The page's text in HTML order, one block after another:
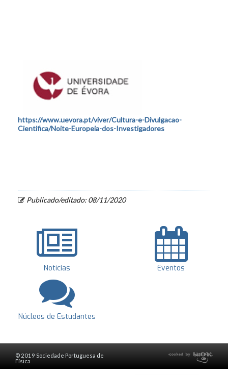
https://www.uevora.pt/viver/Cultura-e-Divulgacao-
Cientifica/Noite-Europeia-dos-Investigadores
Publicado/editado: 08/11/2020
Notícias Eventos
Núcleos de Estudantes
© 2019 Sociedade Portuguesa de
Física